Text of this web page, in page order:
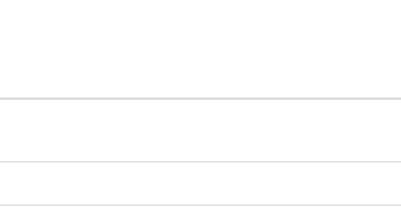
へのリンク
を検索